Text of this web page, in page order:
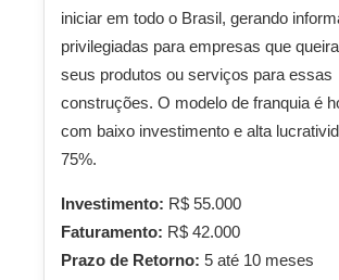
iniciar em todo o Brasil, gerando
privilegiadas para empresas que
seus produtos ou serviços para essas
construções. O modelo de franquia é
com baixo investimento e alta
75%.
Investimento: R$ 55.000
Faturamento: R$ 42.000
Prazo de Retorno: 5 até 10 meses